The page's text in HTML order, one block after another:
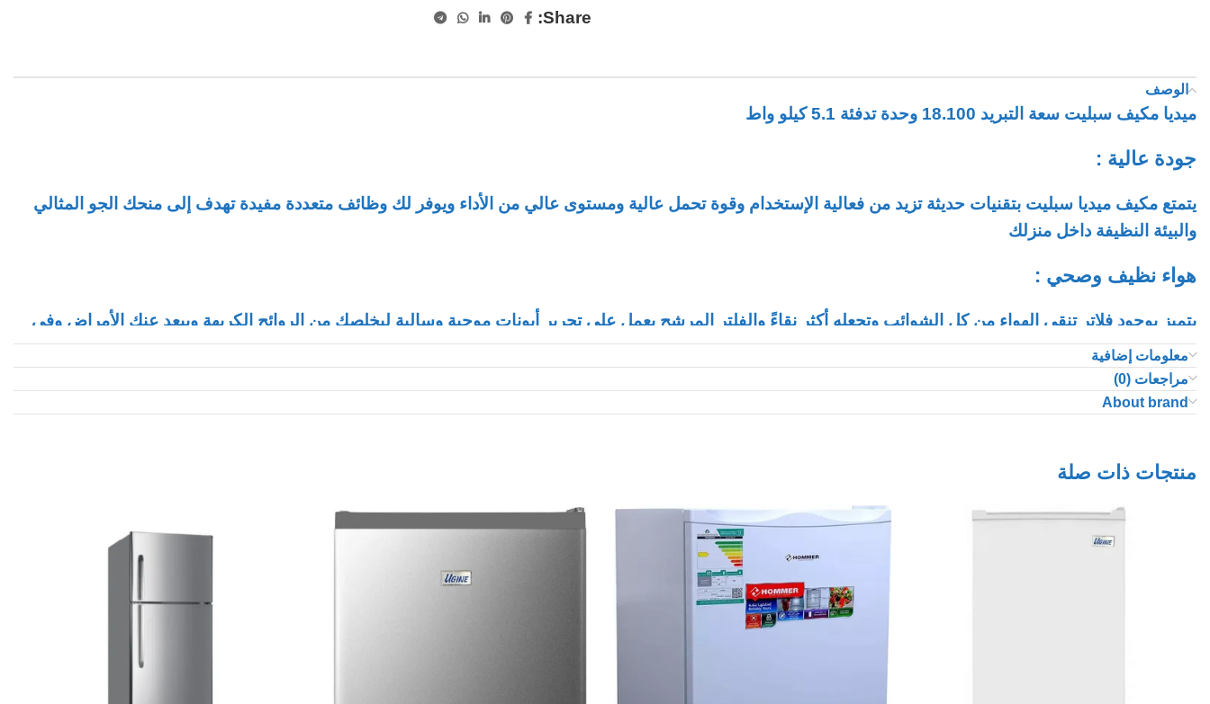
Share:
الوصف
ميديا مكيف سبليت سعة التبريد 18.100 وحدة تدفئة 5.1 كيلو واط
جودة عالية :
يتمتع مكيف ميديا سبليت بتقنيات حديثة تزيد من فعالية الإستخدام وقوة تحمل عالية ومستوى عالي من الأداء ويوفر لك وظائف متعددة مفيدة تهدف إلى منحك الجو المثالي
والبيئة النظيفة داخل منزلك
هواء نظيف وصحي :
يتميز بوجود فلاتر تنقي الهواء من كل الشوائب وتجعله أكثر نقاءً والفلتر المرشح يعمل على تحرير أيونات موجبة وسالبة ليخلصك من الروائح الكريهة ويبعد عنك الأمراض وفي
الوقت نفسه يصدر أيونات سالبة لضمان بيئة صحية وآمنه
توزيع الهواء​ :
نظام إعادة التشغيل التلقائي :
يتمتع المكيف بوجود نظام إعادة التشغيل التلقائي الذي يعمل علي اعادة تشغيل المكيف بشكل تلقائي عند عودة التيار وبنفس الاعدادات الموجودة قبل انقطاع التيار مما
مواصفات ميديا مكيف سبليت سعة التبريد 18.100 وحدة تدفئة 5.1 كيلو واط :
معلومات إضافية
مراجعات (0)
About brand
منتجات ذات صلة